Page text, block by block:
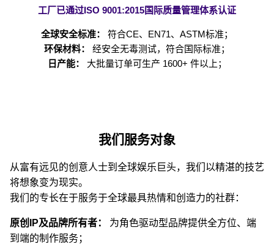
工厂已通过ISO 9001:2015国际质量管理体系认证
全球安全标准：
符合CE、EN71、ASTM标准；
环保材料：
经安全无毒测试，符合国际标准；
日产能：
大批量订单可生产 1600+ 件以上；
我们服务对象
从富有远见的创意人士到全球娱乐巨头，我们以精湛的技艺
将想象变为现实。
我们的专长在于服务于全球最具热情和创造力的社群：
原创IP及品牌所有者：
为角色驱动型品牌提供全方位、端
到端的制作服务；